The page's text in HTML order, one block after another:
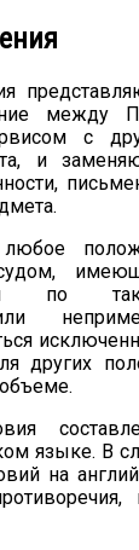
между
с
и
по
других
языке. В
на